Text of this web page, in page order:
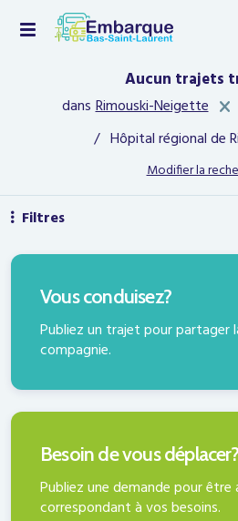
Aucun trajets
dans Rimouski-Neigette
/ Hôpital régional de
Modifier la
Filtres
Vous conduisez?
Publiez un trajet pour partager
compagnie.
Besoin de vous déplacer?
Publiez une demande pour
correspondant à vos besoins.